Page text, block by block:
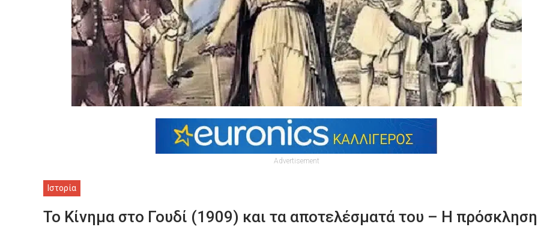
Advertisement
Ιστορία
Το Κίνημα στο Γουδί (1909) και τα αποτελέσματά του – Η πρόσκληση